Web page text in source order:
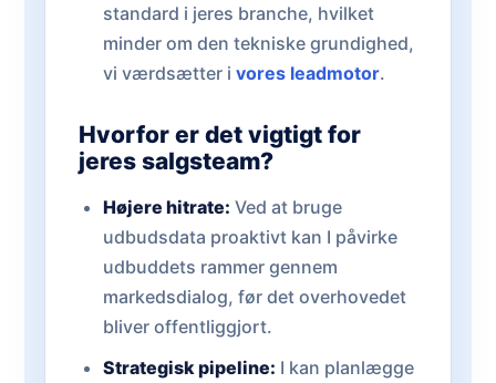
standard i jeres branche, hvilket
minder om den tekniske grundighed,
vi værdsætter i vores leadmotor.
Hvorfor er det vigtigt for
jeres salgsteam?
Højere hitrate: Ved at bruge
udbudsdata proaktivt kan I påvirke
udbuddets rammer gennem
markedsdialog, før det overhovedet
bliver offentliggjort.
Strategisk pipeline: I kan planlægge